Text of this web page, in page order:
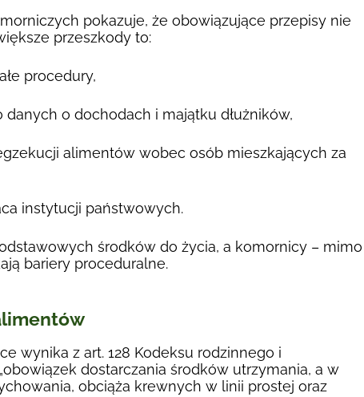
pokazuje, że obowiązujące przepisy nie
przeszkody to:
procedury,
o dochodach i majątku dłużników,
alimentów wobec osób mieszkających za
instytucji państwowych.
środków do życia, a komornicy – mimo
bariery proceduralne.
wynika z art. 128 Kodeksu rodzinnego i
dostarczania środków utrzymania, a w
obciąża krewnych w linii prostej oraz